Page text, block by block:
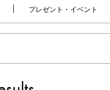
プレゼント・イベント